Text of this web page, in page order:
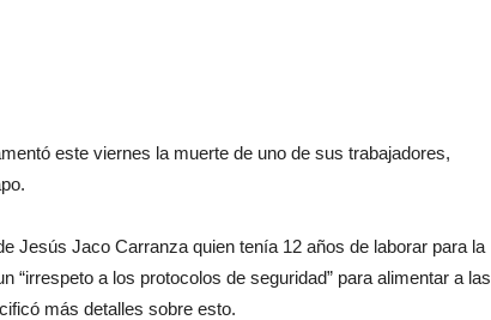
este viernes la muerte de uno de sus trabajadores,
Jesús Jaco Carranza quien tenía 12 años de laborar para la
“irrespeto a los protocolos de seguridad” para alimentar a las
más detalles sobre esto.